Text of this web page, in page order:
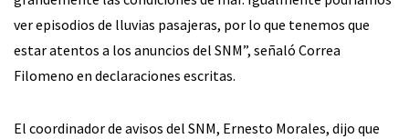
ver episodios de lluvias pasajeras, por lo que tenemos que
estar atentos a los anuncios del SNM”, señaló Correa
Filomeno en declaraciones escritas.
El coordinador de avisos del SNM, Ernesto Morales, dijo que